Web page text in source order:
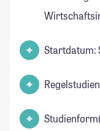
Startdatum: